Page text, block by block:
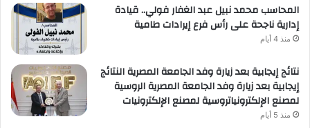
المحاسب محمد نبيل عبد الغفار فولي.. قيادة
إدارية ناجحة على رأس فرع إيرادات طامية
منذ 4 أيام
نتائج إيجابية بعد زيارة وفد الجامعة المصرية النتائج
إيجابية بعد زيارة وفد الجامعة المصرية الروسية
لمصنع الإلكترونياتروسية لمصنع الإلكترونيات
منذ 5 أيام